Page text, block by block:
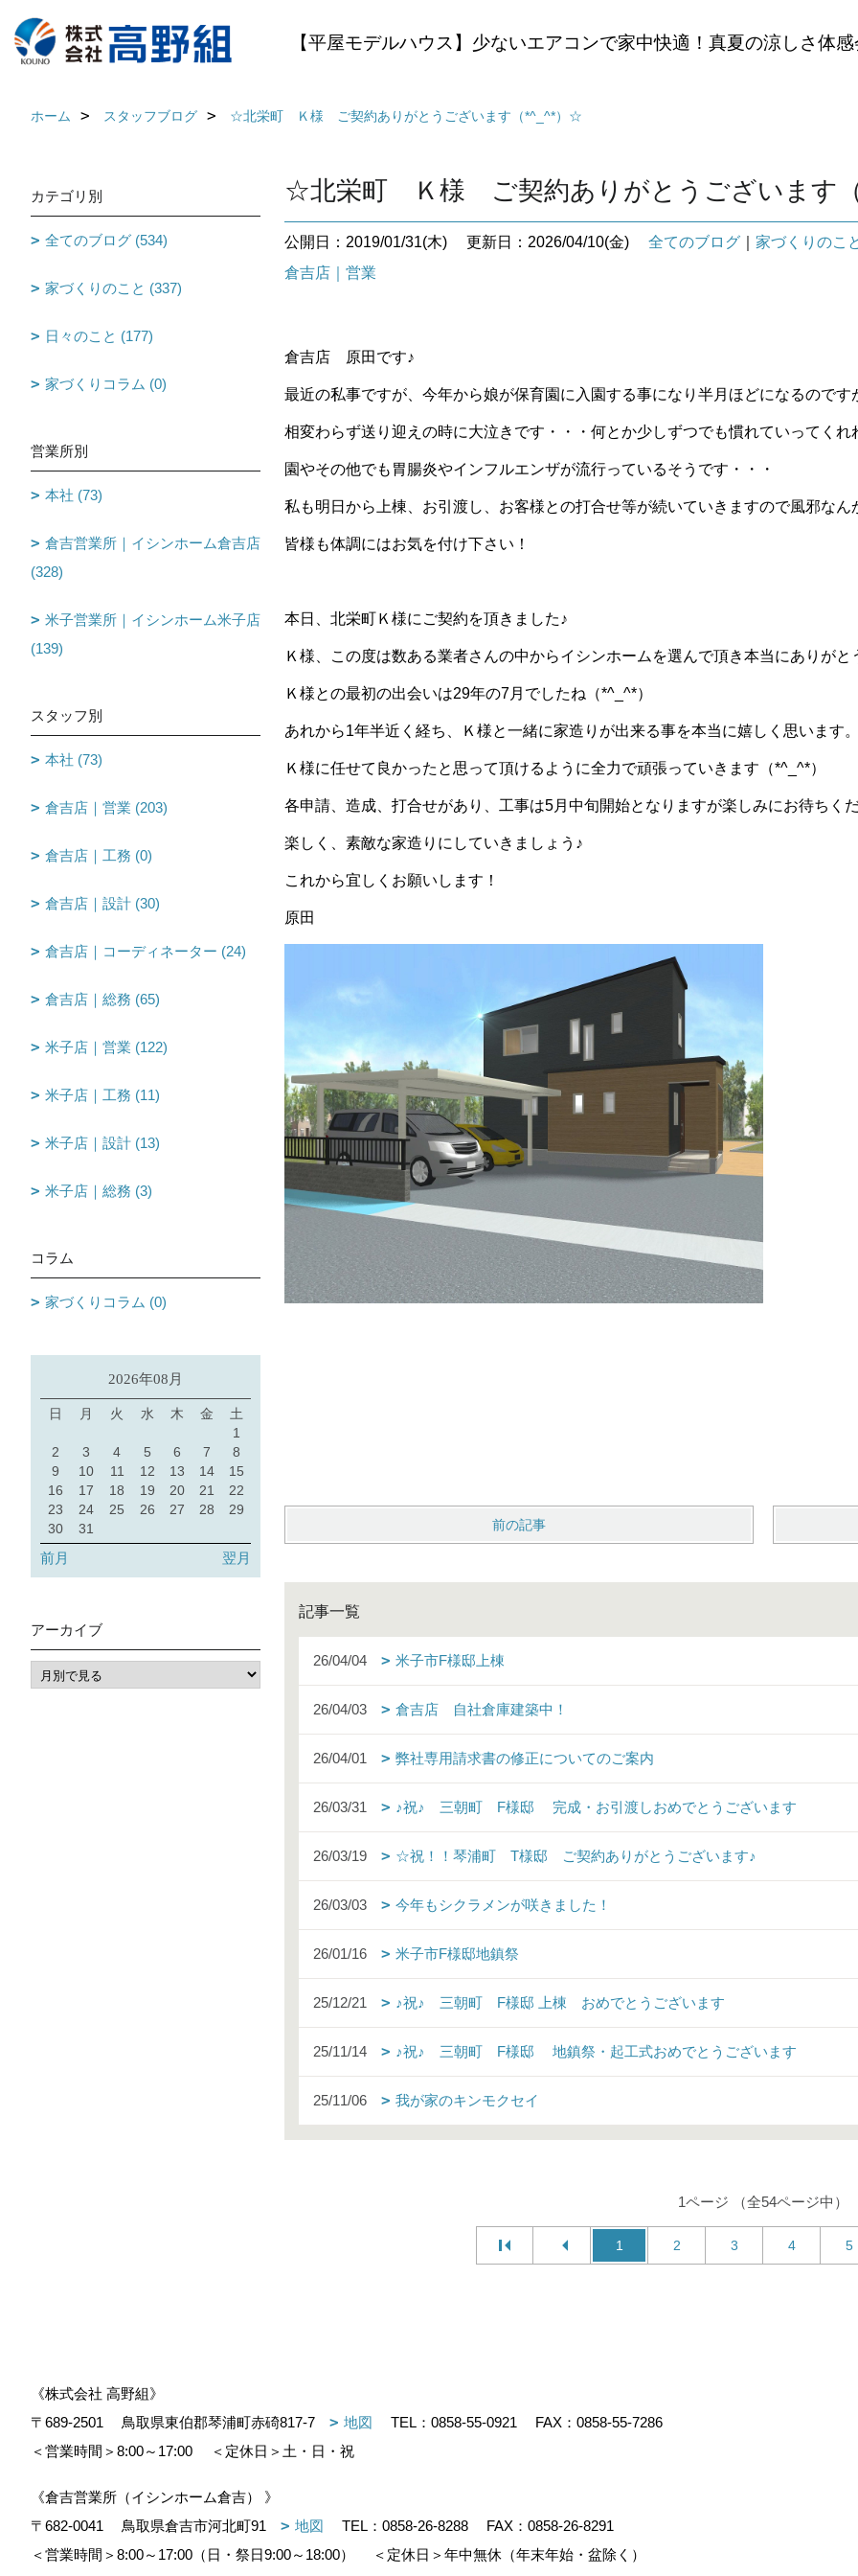
【平屋モデルハウス】少ないエアコンで家中快適！真夏の涼しさ体感
ホーム スタッフブログ ☆北栄町 Ｋ様 ご契約ありがとうございます（*^_^*）☆
☆北栄町 Ｋ様 ご契約ありがとうございます
公開日：2019/01/31(木) 更新日：2026/04/10(金) 全てのブログ
家づくりのこ
倉吉店｜営業
倉吉店 原田です♪
最近の私事ですが、今年から娘が保育園に入園する事になり半月ほどになるのです
相変わらず送り迎えの時に大泣きです・・・何とか少しずつでも慣れていってく
園やその他でも胃腸炎やインフルエンザが流行っているそうです・・・
私も明日から上棟、お引渡し、お客様との打合せ等が続いていきますので風邪な
皆様も体調にはお気を付け下さい！
本日、北栄町Ｋ様にご契約を頂きました♪
Ｋ様、この度は数ある業者さんの中からイシンホームを選んで頂き本当にありがと
Ｋ様との最初の出会いは29年の7月でしたね（*^_^*）
あれから1年半近く経ち、Ｋ様と一緒に家造りが出来る事を本当に嬉しく思います
Ｋ様に任せて良かったと思って頂けるように全力で頑張っていきます（*^_^*）
各申請、造成、打合せがあり、工事は5月中旬開始となりますが楽しみにお待ちく
楽しく、素敵な家造りにしていきましょう♪
これから宜しくお願いします！
原田
前の記事
記事一覧
26/04/04 米子市F様邸上棟
26/04/03 倉吉店 自社倉庫建築中！
26/04/01 弊社専用請求書の修正についてのご案内
26/03/31 ♪祝♪ 三朝町 F様邸 完成・お引渡しおめでとうございます
26/03/19 ☆祝！！琴浦町 T様邸 ご契約ありがとうございます♪
26/03/03 今年もシクラメンが咲きました！
26/01/16 米子市F様邸地鎮祭
25/12/21 ♪祝♪ 三朝町 F様邸 上棟 おめでとうございます
25/11/14 ♪祝♪ 三朝町 F様邸 地鎮祭・起工式おめでとうございます
25/11/06 我が家のキンモクセイ
1ページ （全54ページ中）
1 2 3 4 5
カテゴリ別
全てのブログ (534)
家づくりのこと (337)
日々のこと (177)
家づくりコラム (0)
営業所別
本社 (73)
倉吉営業所｜イシンホーム倉吉店
(328)
米子営業所｜イシンホーム米子店
(139)
スタッフ別
本社 (73)
倉吉店｜営業 (203)
倉吉店｜工務 (0)
倉吉店｜設計 (30)
倉吉店｜コーディネーター (24)
倉吉店｜総務 (65)
米子店｜営業 (122)
米子店｜工務 (11)
米子店｜設計 (13)
米子店｜総務 (3)
コラム
家づくりコラム (0)
2026年08月
日 月 火 水 木 金
土
1
2
3 4 5 6 7
8
9
10 11 12 13 14
15
16
17 18 19 20 21
22
23
24 25 26 27 28
29
30
31
前月 翌月
アーカイブ
《株式会社 高野組》
〒689-2501
鳥取県東伯郡琴浦町赤碕817-7 地図 TEL： 0858-55-0921
FAX：0858-55-7286
＜営業時間＞8:00～17:00
＜定休日＞土・日・祝
《倉吉営業所（イシンホーム倉吉） 》
〒682-0041
鳥取県倉吉市河北町91 地図 TEL： 0858-26-8288
FAX：0858-26-8291
＜営業時間＞8:00～17:00（日・祭日9:00～18:00）
＜定休日＞年中無休（年末年始・盆除く）